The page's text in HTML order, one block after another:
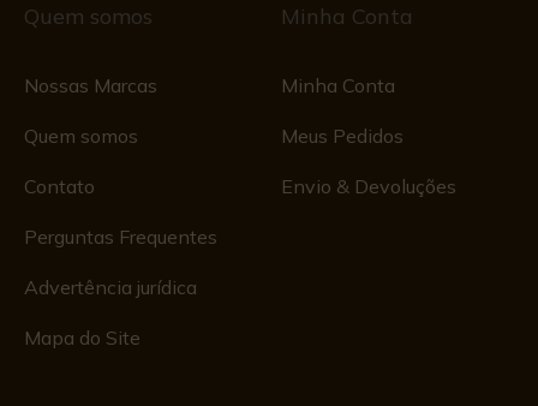
Quem somos
Nossas Marcas
Quem somos
Contato
Perguntas Frequentes
Advertência jurídica
Mapa do Site
Minha Conta
Minha Conta
Meus Pedidos
Envio & Devoluções